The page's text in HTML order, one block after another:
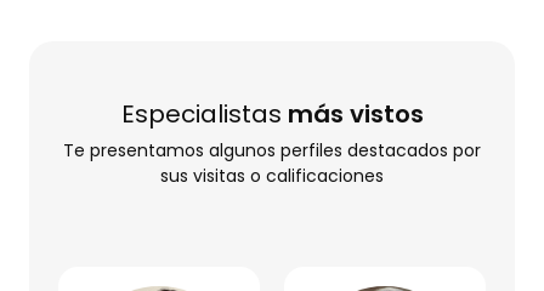
Especialistas más vistos
Te presentamos algunos perfiles destacados por
sus visitas o calificaciones